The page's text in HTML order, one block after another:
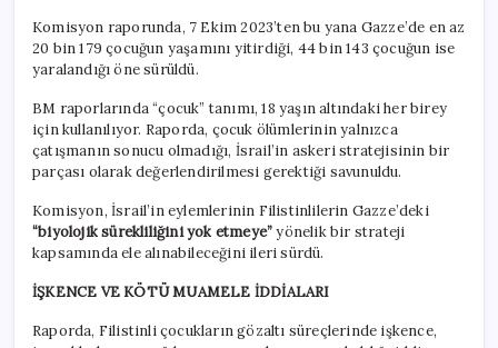
Komisyon raporunda, 7 Ekim 2023’ten bu yana Gazze’de en az
20 bin 179 çocuğun yaşamını yitirdiği, 44 bin 143 çocuğun ise
yaralandığı öne sürüldü.
BM raporlarında “çocuk” tanımı, 18 yaşın altındaki her birey
için kullanılıyor. Raporda, çocuk ölümlerinin yalnızca
çatışmanın sonucu olmadığı, İsrail’in askeri stratejisinin bir
parçası olarak değerlendirilmesi gerektiği savunuldu.
Komisyon, İsrail’in eylemlerinin Filistinlilerin Gazze’deki
“biyolojik sürekliliğini yok etmeye”yönelik bir strateji
kapsamında ele alınabileceğini ileri sürdü.
İŞKENCE VE KÖTÜ MUAMELE İDDİALARI
Raporda, Filistinli çocukların gözaltı süreçlerinde işkence,